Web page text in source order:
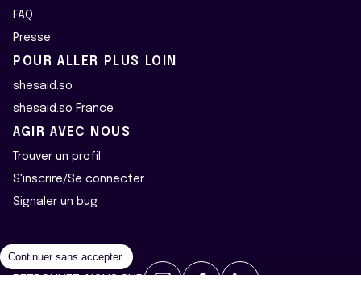
FAQ
Presse
POUR ALLER PLUS LOIN
shesaid.so
shesaid.so France
AGIR AVEC NOUS
Trouver un profil
S'inscrire/Se connecter
Signaler un bug
Continuer sans accepter